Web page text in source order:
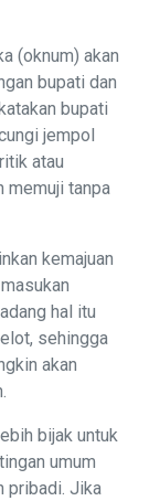
(oknum) akan
bupati dan
bupati
jempol
atau
memuji tanpa
kemajuan
hal itu
sehingga
akan
bijak untuk
umum
pribadi. Jika